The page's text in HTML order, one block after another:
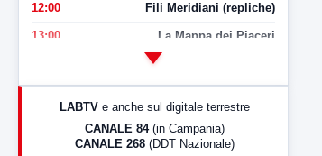
12:00 Fili Meridiani (repliche)
13:00 La Mappa dei Piaceri
LabNews (Diretta)
LABTV e anche sul digitale terrestre
CANALE 84 (in Campania)
CANALE 268 (DDT Nazionale)